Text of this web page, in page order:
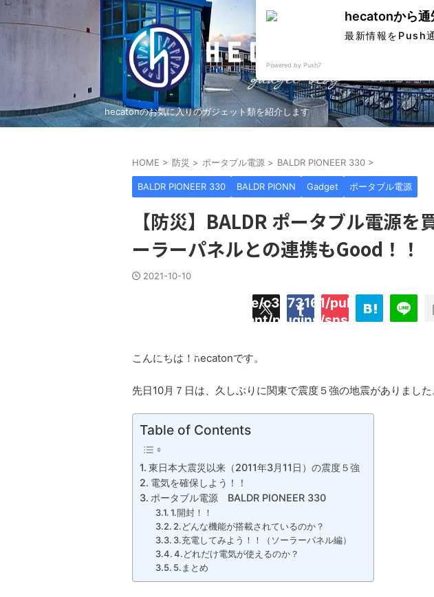
hecatonのお気に入りのガジェット類を紹介します
HOME > 防災 > ポータブル電源 > BALDR PIONEER 330 >
BALDR PIONEER 330 BALDR PIONN Gadget ポータブル電源
【防災】BALDR ポータブル電源を
ーラーパネルとの連携もGood！！
2021-10-10
"Pocket"
/home/c3773161/public_html/
content/plugins/sns-count-
こんにちは！hecatonです。
先日10月７日は、久しぶりに関東で震度５強の地震がありました
Table of Contents
東日本大震災以来（2011年3月11日）の震度５強
電気を確保しよう！！
ポータブル電源 BALDR PIONEER 330
1.開封！！
2.どんな機能が搭載されているのか？
3.充電してみよう！！（ソーラーパネル編）
4.どれだけ電気が使えるのか？
5.まとめ
hecatonから通
最新情報をPush
Powered by Push7